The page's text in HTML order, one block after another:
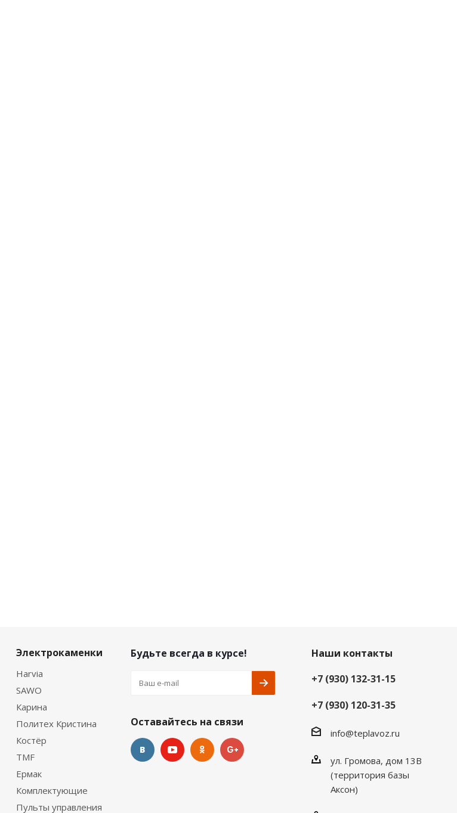
Электрокаменки
Harvia
SAWO
Карина
Политех Кристина
Костёр
TMF
Ермак
Комплектующие
Пульты управления
Будьте всегда в курсе!
Оставайтесь на связи
Наши контакты
+7 (930) 132-31-15
+7 (930) 120-31-35
info@teplavoz.ru
ул. Громова, дом 13В
(территория базы
Аксон)